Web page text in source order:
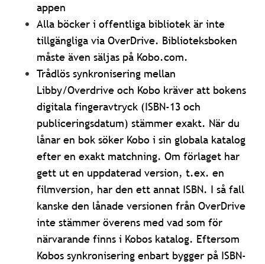
appen
Alla böcker i offentliga bibliotek är inte
tillgängliga via OverDrive. Biblioteksboken
måste även säljas på Kobo.com.
Trådlös synkronisering mellan
Libby/Overdrive och Kobo kräver att bokens
digitala fingeravtryck (ISBN-13 och
publiceringsdatum) stämmer exakt. När du
lånar en bok söker Kobo i sin globala katalog
efter en exakt matchning. Om förlaget har
gett ut en uppdaterad version, t.ex. en
filmversion, har den ett annat ISBN. I så fall
kanske den lånade versionen från OverDrive
inte stämmer överens med vad som för
närvarande finns i Kobos katalog. Eftersom
Kobos synkronisering enbart bygger på ISBN-